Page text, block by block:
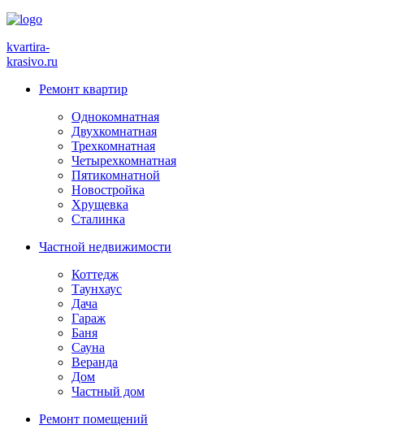
kvartira-
krasivo.ru
Ремонт квартир
Однокомнатная
Двухкомнатная
Трехкомнатная
Четырехкомнатная
Пятикомнатной
Новостройка
Хрущевка
Сталинка
Частной недвижимости
Коттедж
Таунхаус
Дача
Гараж
Баня
Сауна
Веранда
Дом
Частный дом
Ремонт помещений